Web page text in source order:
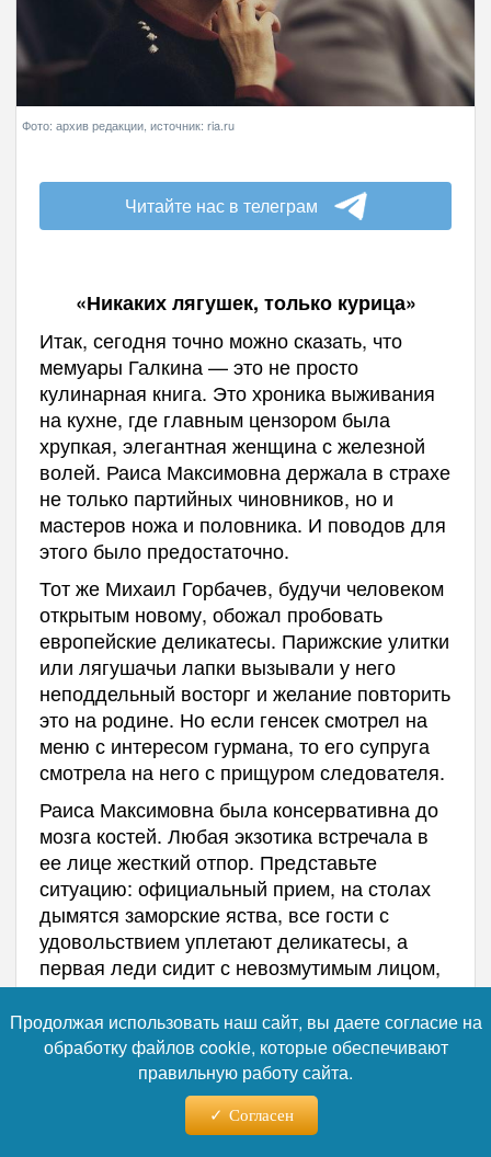
Фото: архив редакции, источник: ria.ru
Читайте нас в телеграм
«Никаких лягушек, только курица»
Итак, сегодня точно можно сказать, что
мемуары Галкина — это не просто
кулинарная книга. Это хроника выживания
на кухне, где главным цензором была
хрупкая, элегантная женщина с железной
волей. Раиса Максимовна держала в страхе
не только партийных чиновников, но и
мастеров ножа и половника. И поводов для
этого было предостаточно.
Тот же Михаил Горбачев, будучи человеком
открытым новому, обожал пробовать
европейские деликатесы. Парижские улитки
или лягушачьи лапки вызывали у него
неподдельный восторг и желание повторить
это на родине. Но если генсек смотрел на
меню с интересом гурмана, то его супруга
смотрела на него с прищуром следователя.
Раиса Максимовна была консервативна до
мозга костей. Любая экзотика встречала в
ее лице жесткий отпор. Представьте
ситуацию: официальный прием, на столах
дымятся заморские яства, все гости с
удовольствием уплетают деликатесы, а
первая леди сидит с невозмутимым лицом,
но есть отказывается. Скандал? Нет, просто
«кухонный детектив».
Поварам приходилось идти на хитрости,
граничащие с дипломатическим искусством.
Пока гости наслаждались лягушачьими
лапками, перед Раисой Максимовной
Продолжая использовать наш сайт, вы даете согласие на
обработку файлов cookie, которые обеспечивают
правильную работу сайта.
Согласен